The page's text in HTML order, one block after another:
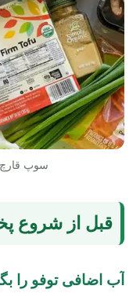
سوپ قارچ
قبل از شروع
آب اضافی توفو را